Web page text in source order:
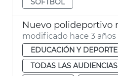
modificado hace 3 años
EDUCACIÓN Y DEPORTE
TODAS LAS AUDIENCIAS